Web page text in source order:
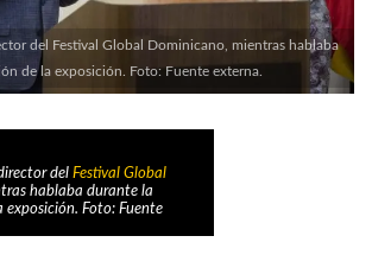
del Festival Global Dominicano, mientras hablaba
de la exposición. Foto: Fuente externa.
del Festival Global
hablaba durante la
exposición. Foto: Fuente